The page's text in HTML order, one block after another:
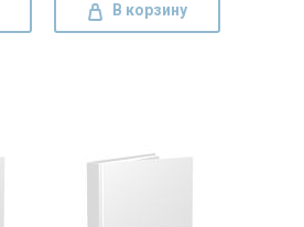
В корзину